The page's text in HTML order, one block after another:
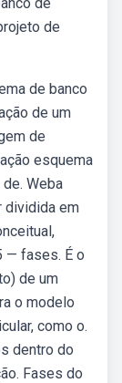
de
de banco
de um
de
esquema
Weba
dividida em
— fases. É o
de um
o modelo
como o.
dentro do
Fases do